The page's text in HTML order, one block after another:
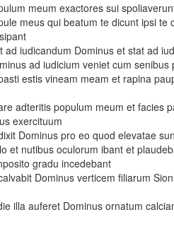
meum exactores sui
meus qui beatum te dicunt ipsi te
ad iudicandum Dominus et stat ad
ad iudicium veniet cum
estis vineam meam et rapina
adteritis populum meum et facies
exercituum
Dominus pro eo quod elevatae
et nutibus oculorum ibant et
gradu incedebant
Dominus verticem filiarum
illa auferet Dominus ornatum